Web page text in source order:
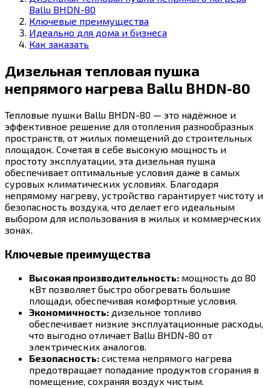
Ballu BHDN-80
Ключевые преимущества
Идеально для дома и бизнеса
Как заказать
Дизельная тепловая пушка
непрямого нагрева Ballu BHDN-80
Тепловые пушки Ballu BHDN-80 — это надёжное и
эффективное решение для отопления разнообразных
пространств, от жилых помещений до строительных
площадок. Сочетая в себе высокую мощность и
простоту эксплуатации, эта дизельная пушка
обеспечивает оптимальные условия даже в самых
суровых климатических условиях. Благодаря
непрямому нагреву, устройство гарантирует чистоту и
безопасность воздуха, что делает его идеальным
выбором для использования в жилых и коммерческих
зонах.
Ключевые преимущества
Высокая производительность: мощность до 80
кВт позволяет быстро обогревать большие
площади, обеспечивая комфортные условия.
Экономичность: дизельное топливо
обеспечивает низкие эксплуатационные расходы,
что выгодно отличает Ballu BHDN-80 от
электрических аналогов.
Безопасность: система непрямого нагрева
предотвращает попадание продуктов сгорания в
помещение, сохраняя воздух чистым.